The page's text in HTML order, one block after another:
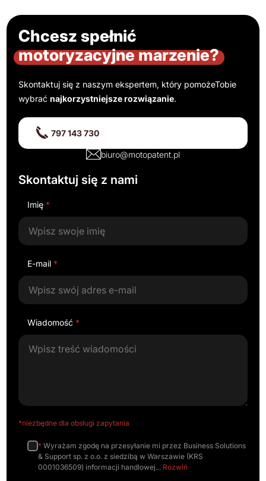
Chcesz spełnić
motoryzacyjne marzenie?
Skontaktuj się z naszym ekspertem, który pomożeTobie
wybraćnajkorzystniejsze rozwiązanie.
797 143 730
biuro@motopatent.pl
Skontaktuj się z nami
Imię *
E-mail *
Wiadomość *
*niezbędne dla obsługi zapytania
* Wyrażam zgodę na przesyłanie mi przez Business Solutions
& Support sp. z o.o. z siedzibą w Warszawie (KRS
0001036509) informacji handlowej
Rozwiń